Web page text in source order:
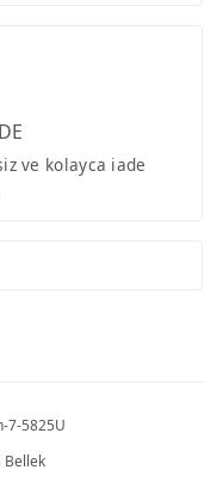
ve kolayca iade
7-5825U
Bellek